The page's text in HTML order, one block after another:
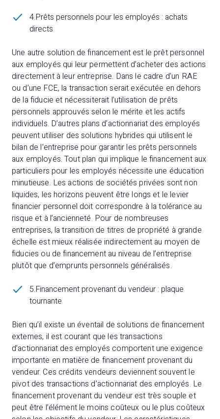
4.Prêts personnels pour les employés : achats
directs
Une autre solution de financement est le prêt personnel
aux employés qui leur permettent d’acheter des actions
directement à leur entreprise. Dans le cadre d’un RAE
ou d’une FCE, la transaction serait exécutée en dehors
de la fiducie et nécessiterait l’utilisation de prêts
personnels approuvés selon le mérite et les actifs
individuels. D’autres plans d’actionnariat des employés
peuvent utiliser des solutions hybrides qui utilisent le
bilan de l’entreprise pour garantir les prêts personnels
aux employés. Tout plan qui implique le financement aux
particuliers pour les employés nécessite une éducation
minutieuse. Les actions de sociétés privées sont non
liquides, les horizons peuvent être longs et le levier
financier personnel doit correspondre à la tolérance au
risque et à l’ancienneté. Pour de nombreuses
entreprises, la transition de titres de propriété à grande
échelle est mieux réalisée indirectement au moyen de
fiducies ou de financement au niveau de l’entreprise
plutôt que d’emprunts personnels généralisés.
5.Financement provenant du vendeur : plaque
tournante
Bien qu’il existe un éventail de solutions de financement
externes, il est courant que les transactions
d’actionnariat des employés comportent une exigence
importante en matière de financement provenant du
vendeur. Ces crédits vendeurs deviennent souvent le
pivot des transactions d’actionnariat des employés. Le
financement provenant du vendeur est très souple et
peut être l’élément le moins coûteux ou le plus coûteux